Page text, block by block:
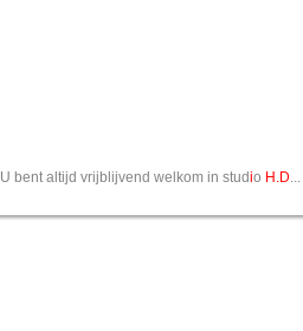
U bent altijd vrijblijvend welkom in studio H.D...